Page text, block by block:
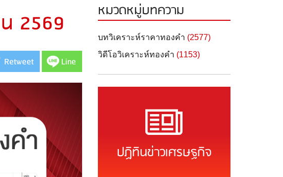
2569
Retweet Line
หมวดหมู่บทความ
บทวิเคราะห์ราคาทองคำ (2577)
วิดีโอวิเคราะห์ทองคำ (1153)
ปฏิทินข่าวเศรษฐกิจ